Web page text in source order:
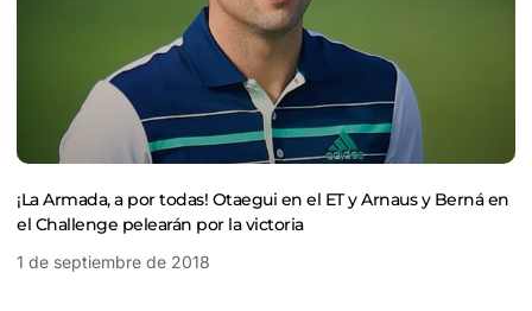
¡La Armada, a por todas! Otaegui en el ET y Arnaus y Berná en
el Challenge pelearán por la victoria
1 de septiembre de 2018